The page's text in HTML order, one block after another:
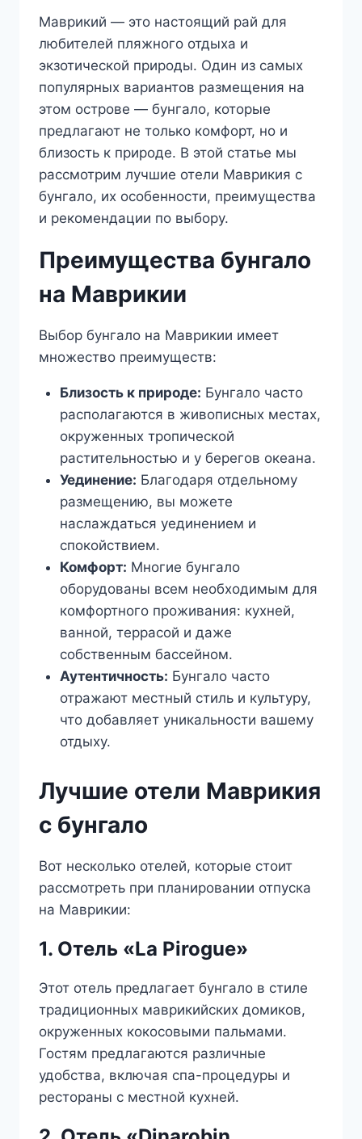
Маврикий — это настоящий рай для
любителей пляжного отдыха и
экзотической природы. Один из самых
популярных вариантов размещения на
этом острове — бунгало, которые
предлагают не только комфорт, но и
близость к природе. В этой статье мы
рассмотрим лучшие отели Маврикия с
бунгало, их особенности, преимущества
и рекомендации по выбору.
Преимущества бунгало
на Маврикии
Выбор бунгало на Маврикии имеет
множество преимуществ:
Близость к природе: Бунгало часто
располагаются в живописных местах,
окруженных тропической
растительностью и у берегов океана.
Уединение: Благодаря отдельному
размещению, вы можете
наслаждаться уединением и
спокойствием.
Комфорт: Многие бунгало
оборудованы всем необходимым для
комфортного проживания: кухней,
ванной, террасой и даже
собственным бассейном.
Аутентичность: Бунгало часто
отражают местный стиль и культуру,
что добавляет уникальности вашему
отдыху.
Лучшие отели Маврикия
с бунгало
Вот несколько отелей, которые стоит
рассмотреть при планировании отпуска
на Маврикии:
1. Отель «La Pirogue»
Этот отель предлагает бунгало в стиле
традиционных маврикийских домиков,
окруженных кокосовыми пальмами.
Гостям предлагаются различные
удобства, включая спа-процедуры и
рестораны с местной кухней.